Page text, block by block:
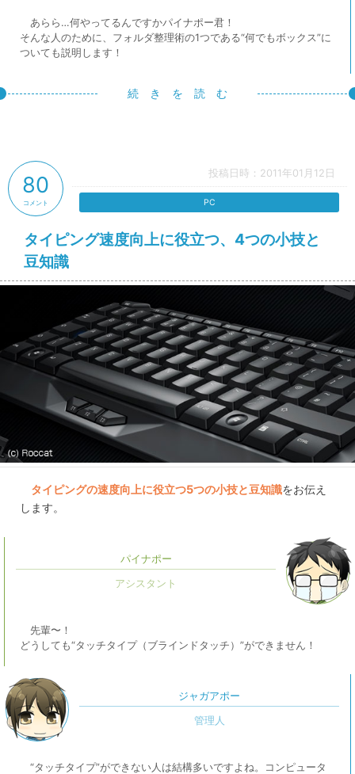
あらら…何やってるんですかパイナポー君！
そんな人のために、フォルダ整理術の1つである“何でもボックス”に
ついても説明します！
続 き を 読 む
投稿日時：2011年01月12日
タイピング速度向上に役立つ、4つの小技と
豆知識
80
コメント PC
タイピングの速度向上に役立つ5つの小技と豆知識をお伝え
します。
パイナポー
先輩〜！
どうしても“タッチタイプ（ブラインドタッチ）”ができません！
ジャガアポー
“タッチタイプ”ができない人は結構多いですよね。コンピュータ